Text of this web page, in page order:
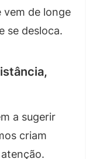
vem de longe
se desloca.
a sugerir
criam